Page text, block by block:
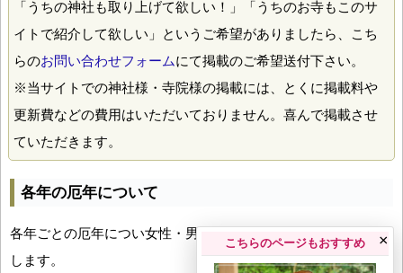
「うちの神社も取り上げて欲しい！」「うちのお寺もこのサ
イトで紹介して欲しい」というご希望がありましたら、こち
らのお問い合わせフォームにて掲載のご希望送付下さい。
※当サイトでの神社様・寺院様の掲載には、とくに掲載料や
更新費などの費用はいただいておりません。喜んで掲載させ
ていただきます。
各年の厄年について
各年ごとの厄年につい女性・男性の年齢早見表とともにお伝え
します。
こちらのページもおすすめ ×